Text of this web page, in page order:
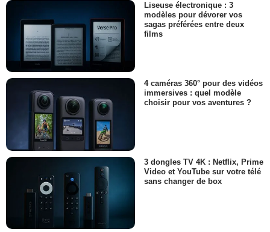
Liseuse électronique : 3
modèles pour dévorer vos
sagas préférées entre deux
films
4 caméras 360° pour des vidéos
immersives : quel modèle
choisir pour vos aventures ?
3 dongles TV 4K : Netflix, Prime
Video et YouTube sur votre télé
sans changer de box